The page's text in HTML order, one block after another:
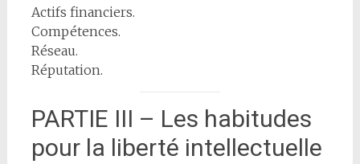
Actifs financiers.
Compétences.
Réseau.
Réputation.
PARTIE III – Les habitudes
pour la liberté intellectuelle